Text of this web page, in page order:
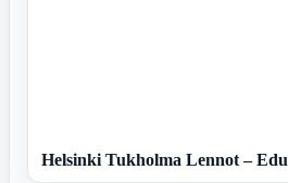
Helsinki Tukholma Lennot –